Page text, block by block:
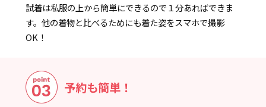
試着は私服の上から簡単にできるので１分あればできま
す。他の着物と比べるためにも着た姿をスマホで撮影
OK！
予約も簡単！